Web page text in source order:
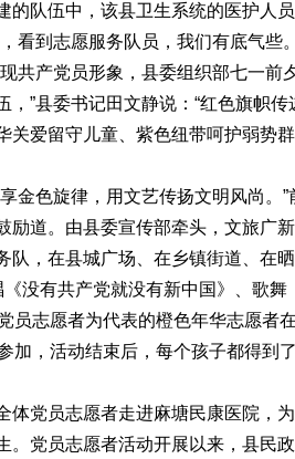
的队伍中，该县卫生系统的医护人
看到志愿服务队员，我们有底气些
共产党员形象，县委组织部七一
，”县委书记田文静说：“红色旗帜
关爱留守儿童、紫色纽带呵护弱势
金色旋律，用文艺传扬文明风尚。
励道。由县委宣传部牵头，文旅广
队，在县城广场、在乡镇街道、在
没有共产党就没有新中国》、歌
员志愿者为代表的橙色年华志愿者
加，活动结束后，每个孩子都得到
体党员志愿者走进麻塘民康医院，
。党员志愿者活动开展以来，县民